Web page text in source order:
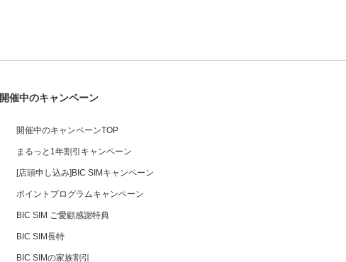
開催中のキャンペーン
開催中のキャンペーンTOP
まるっと1年割引キャンペーン
[店頭申し込み]BIC SIMキャンペーン
ポイントプログラムキャンペーン
BIC SIM ご愛顧感謝特典
BIC SIM長特
BIC SIMの家族割引